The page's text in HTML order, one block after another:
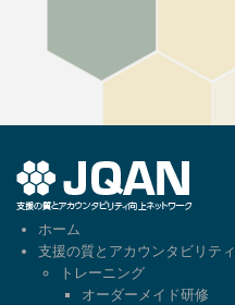
ホーム
支援の質とアカウンタビリティ
トレーニング
オーダーメイド研修